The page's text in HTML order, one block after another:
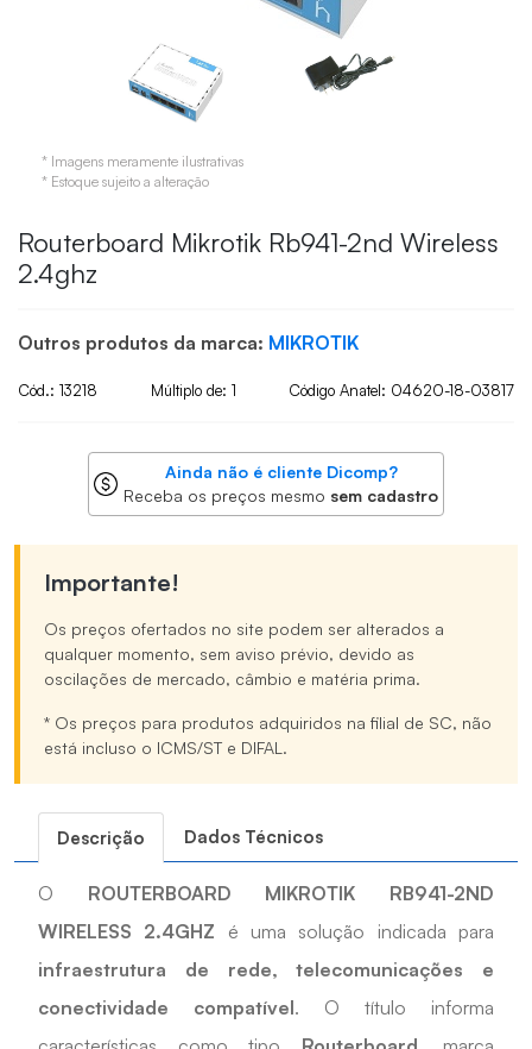
* Imagens meramente ilustrativas
* Estoque sujeito a alteração
Routerboard Mikrotik Rb941-2nd Wireless
2.4ghz
Outros produtos da marca: MIKROTIK
Cód.: 13218 Múltiplo de: 1 Código Anatel: 04620-18-03817
Ainda não é cliente Dicomp?
Receba os preços mesmo sem cadastro
Importante!
Os preços ofertados no site podem ser alterados a
qualquer momento, sem aviso prévio, devido as
oscilações de mercado, câmbio e matéria prima.
* Os preços para produtos adquiridos na filial de SC, não
está incluso o ICMS/ST e DIFAL.
Descrição Dados Técnicos
O ROUTERBOARD MIKROTIK RB941-2ND
WIRELESS 2.4GHZ é uma solução indicada para
infraestrutura de rede, telecomunicações e
conectividade compatível. O título informa